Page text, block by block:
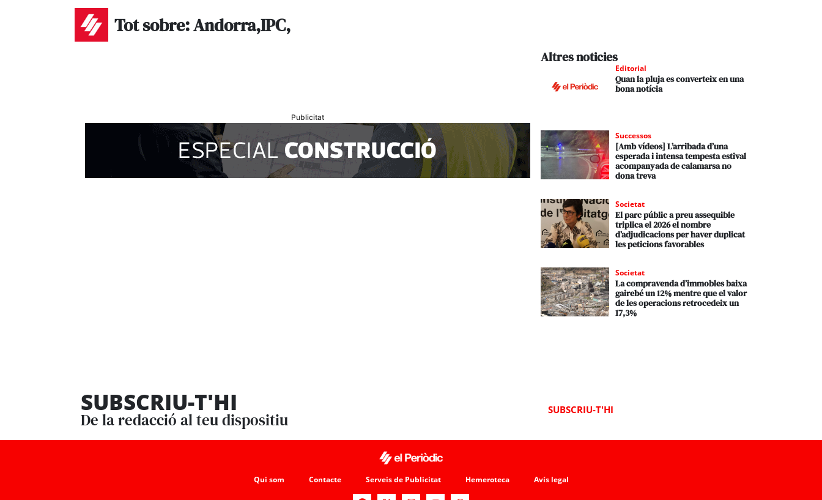
Tot sobre: Andorra,IPC,
Publicitat
Altres noticies
Editorial
Quan la pluja es converteix en una
bona notícia
Successos
[Amb vídeos] L’arribada d’una
esperada i intensa tempesta estival
acompanyada de calamarsa no
dona treva
Societat
El parc públic a preu assequible
triplica el 2026 el nombre
d’adjudicacions per haver duplicat
les peticions favorables
Societat
La compravenda d’immobles baixa
gairebé un 12% mentre que el valor
de les operacions retrocedeix un
17,3%
SUBSCRIU-T'HI
De la redacció al teu dispositiu
SUBSCRIU-T'HI
Qui som Contacte Serveis de Publicitat Hemeroteca Avís legal